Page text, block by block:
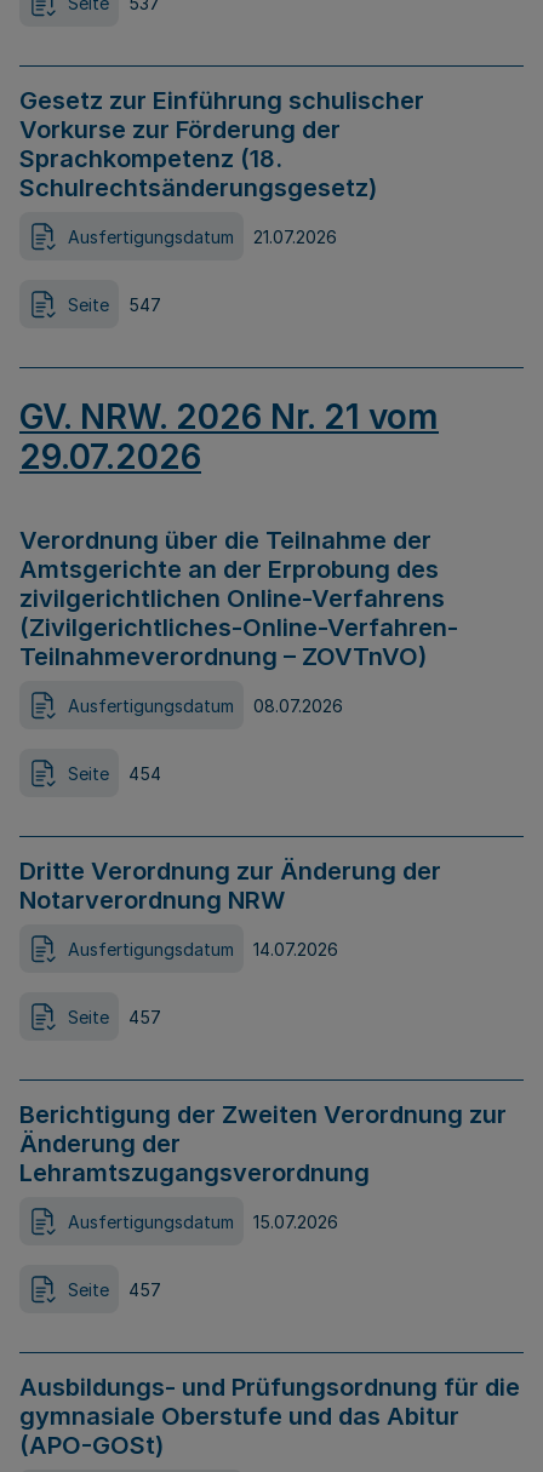
Gesetz zur Einführung schulischer
Vorkurse zur Förderung der
Sprachkompetenz (18.
Schulrechtsänderungsgesetz)
Ausfertigungsdatum 21.07.2026
Seite 547
GV. NRW. 2026 Nr. 21 vom
29.07.2026
Verordnung über die Teilnahme der
Amtsgerichte an der Erprobung des
zivilgerichtlichen Online-Verfahrens
(Zivilgerichtliches-Online-Verfahren-
Teilnahmeverordnung – ZOVTnVO)
Ausfertigungsdatum 08.07.2026
Seite 454
Dritte Verordnung zur Änderung der
Notarverordnung NRW
Ausfertigungsdatum 14.07.2026
Seite 457
Berichtigung der Zweiten Verordnung zur
Änderung der
Lehramtszugangsverordnung
Ausfertigungsdatum 15.07.2026
Seite 457
Ausbildungs- und Prüfungsordnung für die
gymnasiale Oberstufe und das Abitur
(APO-GOSt)